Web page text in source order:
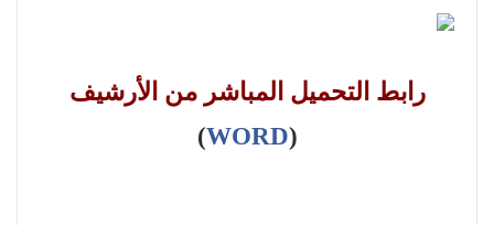
رابط التحميل المباشر من الأرشيف
(
WORD
)